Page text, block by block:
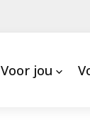
Voor jou